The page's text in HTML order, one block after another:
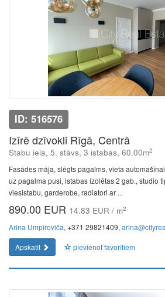
ID: 516576
Izīrē dzīvokli Rīgā, Centrā
Stabu iela, 5. stāvs, 3 istabas, 60.00m2
Fasādes māja, slēgts pagalms, vieta
uz pagalma pusi, istabas izolētas 2 gab., studio
viesistabu, garderobe, radiatori ar ...
890.00 EUR 14.83 EUR / m2
Arina Umpiroviča, +371 29821409,
Apskatīt
pievienot favorītiem